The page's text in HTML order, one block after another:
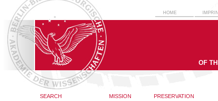
HOME
OF
SEARCH MISSION PRESERVATION